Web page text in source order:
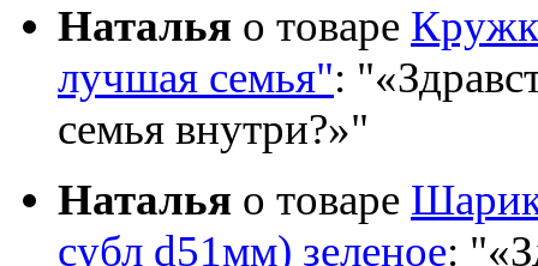
Наталья о товаре
лучшая семья":
семья внутри?»
Наталья о товаре
субл d51мм) зеленое: